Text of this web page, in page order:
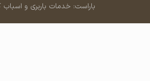
باراست: خدمات باربری و اسباب کشی